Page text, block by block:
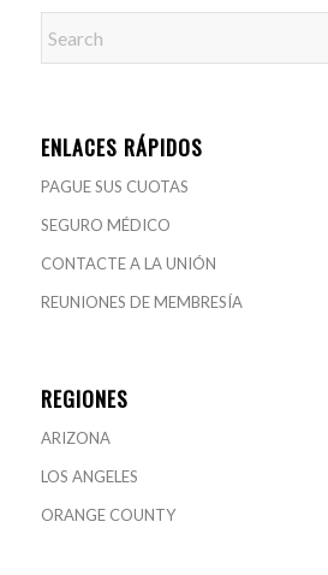
ENLACES RÁPIDOS
PAGUE SUS CUOTAS
SEGURO MÉDICO
CONTACTE A LA UNIÓN
REUNIONES DE MEMBRESÍA
REGIONES
ARIZONA
LOS ANGELES
ORANGE COUNTY